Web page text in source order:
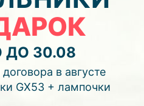
>>
потолка
(смотреть видео)
ДО 30.08
в августе
GX53 + лампочки